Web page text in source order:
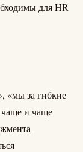
для HR
«мы за гибкие
и чаще